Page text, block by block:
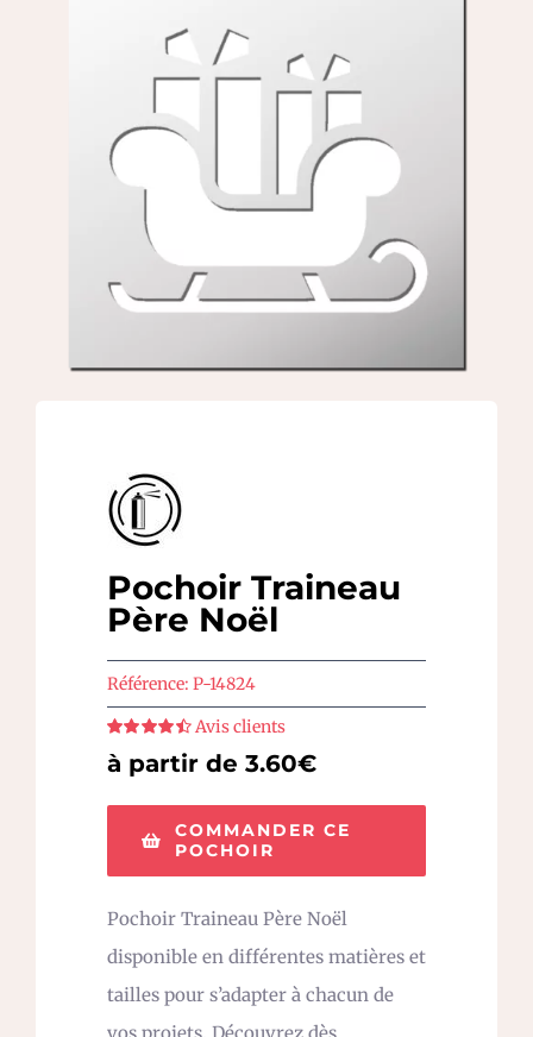
Pochoir Traineau
Père Noël
Référence: P-14824
Note
sur
5
Avis clients
à partir de 3.60€
COMMANDER CE
POCHOIR
Pochoir Traineau Père Noël
disponible en différentes matières et
tailles pour s’adapter à chacun de